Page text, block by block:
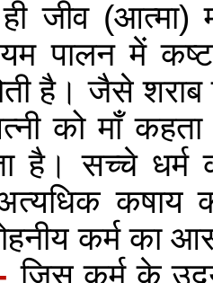
ही जीव
पालन में कष्ट
है। जैसे शराब
को माँ
है। सच्चे धर्म
कषाय
कर्म का
जिस कर्म के